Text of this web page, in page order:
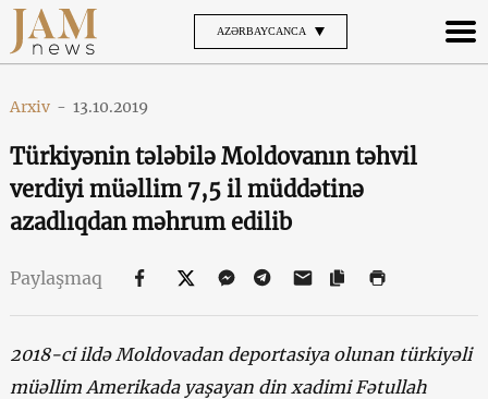
AZƏRBAYCANCA
Arxiv - 13.10.2019
Türkiyənin tələbilə Moldovanın təhvil
verdiyi müəllim 7,5 il müddətinə
azadlıqdan məhrum edilib
Paylaşmaq
2018-ci ildə Moldovadan deportasiya olunan türkiyəli
müəllim Amerikada yaşayan din xadimi Fətullah